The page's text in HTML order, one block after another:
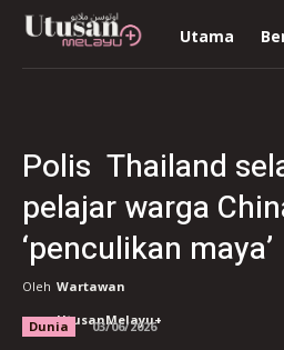
Utama
Polis Thailand
pelajar warga
‘penculikan maya’
Oleh Wartawan
UtusanMelayu+
Dunia 03/06/2026